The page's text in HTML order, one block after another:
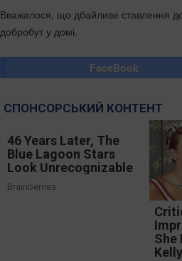
Вважалося, що дбайливе ставлення до
добробут у домі.
FaceBook
СПОНСОРСЬКИЙ КОНТЕНТ
46 Years Later, The
Blue Lagoon Stars
Look Unrecognizable
Brainberries
She
Kelly